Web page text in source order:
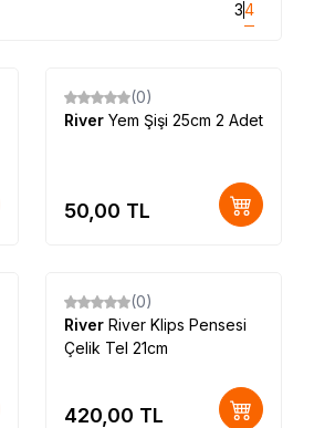
34
(0)
River Yem Şişi 25cm 2 Adet
50,00 TL
(0)
River River Klips Pensesi
Çelik Tel 21cm
420,00 TL